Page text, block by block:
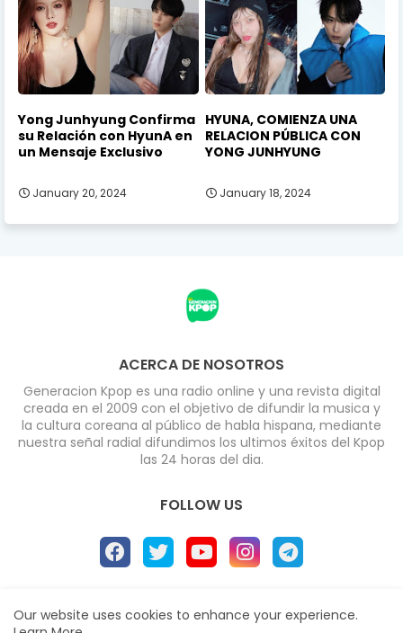
Yong Junhyung Confirma
su Relación con HyunA en
un Mensaje Exclusivo
January 20, 2024
HYUNA, COMIENZA UNA
RELACION PÚBLICA CON
YONG JUNHYUNG
January 18, 2024
ACERCA DE NOSOTROS
Generacion Kpop es una radio online y una revista digital
creada en el 2009 con el objetivo de difundir la musica y
la cultura coreana al público de habla hispana, mediante
nuestra señal radial difundimos los ultimos éxitos del Kpop
las 24 horas del dia.
FOLLOW US
Home About Radio
Contact us
Our website uses cookies to enhance your experience.